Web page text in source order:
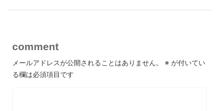
comment
メールアドレスが公開されることはありません。 ※ が付いてい
る欄は必須項目です